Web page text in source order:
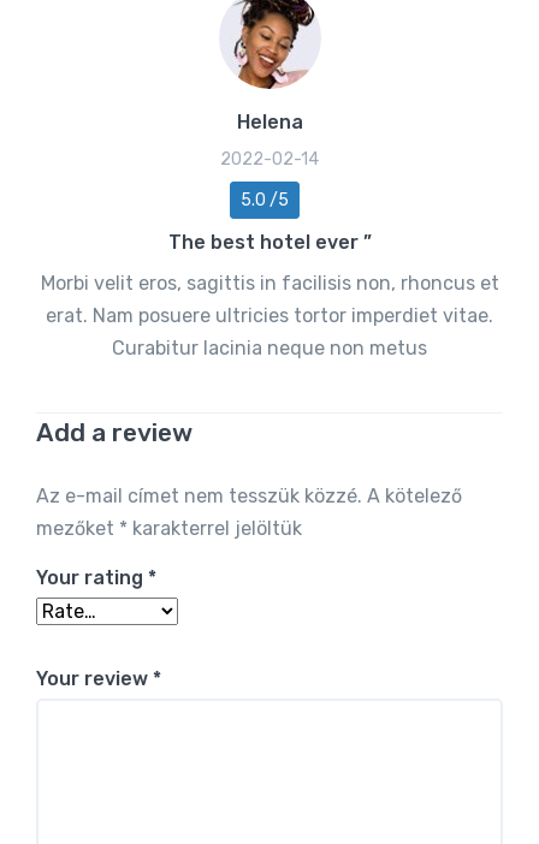
Helena
2022-02-14
5.0 /5
The best hotel ever ”
Morbi velit eros, sagittis in facilisis non, rhoncus et
erat. Nam posuere ultricies tortor imperdiet vitae.
Curabitur lacinia neque non metus
Add a review
Az e-mail címet nem tesszük közzé. A kötelező
mezőket * karakterrel jelöltük
Your rating *
Your review *
Alternative: